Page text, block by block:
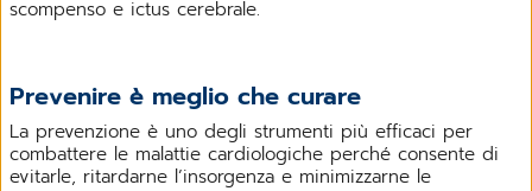
scompenso e ictus cerebrale.
Prevenire è meglio che curare
La prevenzione è uno degli strumenti più efficaci per
combattere le malattie cardiologiche perché consente di
evitarle, ritardarne l’insorgenza e minimizzarne le